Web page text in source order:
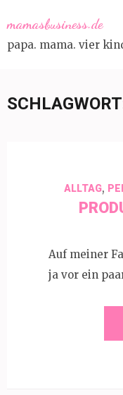
to
content
mamasbusiness.de
papa. mama. vier
ALLTAG,
Auf meiner
ja vor ein